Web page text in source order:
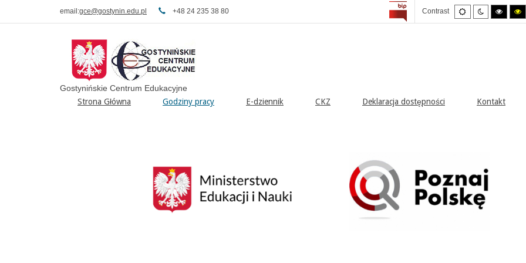
email:gce@gostynin.edu.pl +48 24 235 38 80 Contrast
Default
mode
Night
mode
High
contrast
black/
Gostynińskie Centrum Edukacyjne
Strona Główna
Godziny pracy E-dziennik CKZ Deklaracja dostępności Kontakt